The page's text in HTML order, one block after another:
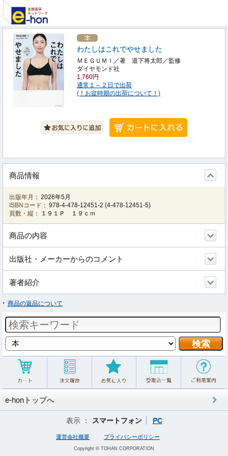
わたしはこれでやせました
ＭＥＧＵＭＩ／著 道下将太郎／監修
ダイヤモンド社
1,760円
通常１～２日で出荷
(！お盆時期の出荷について！)
商品情報
出版年月： 2026年5月
ISBNコード： 978-4-478-12451-2 (4-478-12451-5)
頁数・縦：
１９１Ｐ １９ｃｍ
商品の内容
出版社・メーカーからのコメント
著者紹介
商品の返品について
e-honトップへ
表示 ： スマートフォン PC
運営会社概要 プライバシーポリシー
Copyright © TOHAN CORPORATION